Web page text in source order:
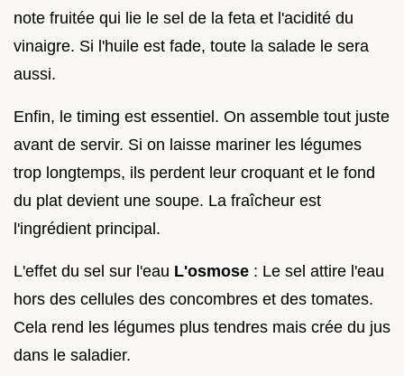
note fruitée qui lie le sel de la feta et l'acidité du
vinaigre. Si l'huile est fade, toute la salade le sera
aussi.
Enfin, le timing est essentiel. On assemble tout juste
avant de servir. Si on laisse mariner les légumes
trop longtemps, ils perdent leur croquant et le fond
du plat devient une soupe. La fraîcheur est
l'ingrédient principal.
L'effet du sel sur l'eau L'osmose : Le sel attire l'eau
hors des cellules des concombres et des tomates.
Cela rend les légumes plus tendres mais crée du jus
dans le saladier.